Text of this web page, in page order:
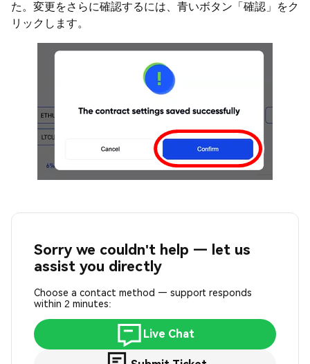
た。変更をさらに確認するには、青いボタン「確認」をク
リックします。
Sorry we couldn't help — let us
assist you directly
Choose a contact method — support responds
within 2 minutes:
Live Chat